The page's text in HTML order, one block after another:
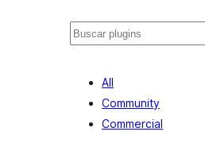
Buscar
All
Community
Commercial